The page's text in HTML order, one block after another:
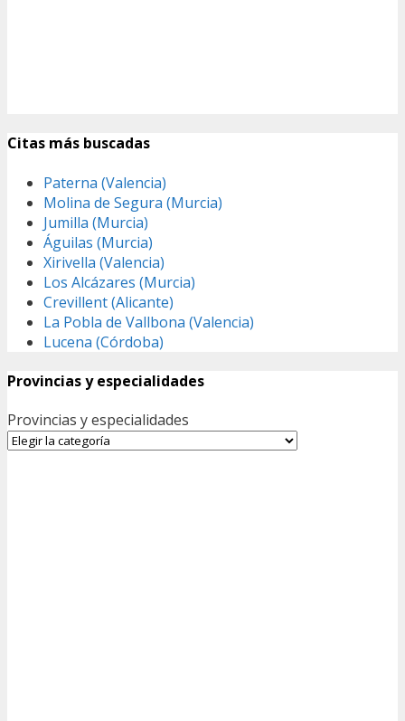
Citas más buscadas
Paterna (Valencia)
Molina de Segura (Murcia)
Jumilla (Murcia)
Águilas (Murcia)
Xirivella (Valencia)
Los Alcázares (Murcia)
Crevillent (Alicante)
La Pobla de Vallbona (Valencia)
Lucena (Córdoba)
Provincias y especialidades
Provincias y especialidades